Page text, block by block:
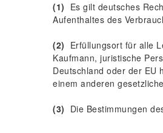
(1) Es gilt deutsches
Aufenthaltes des
(2) Erfüllungsort für alle
Kaufmann, juristische
Deutschland oder der EU
einem anderen
(3) Die Bestimmungen